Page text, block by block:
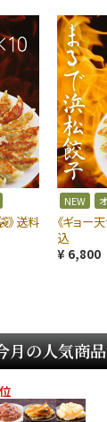
》 送料
NEW
《ギョー
込
¥ 6,800
月の人気商品